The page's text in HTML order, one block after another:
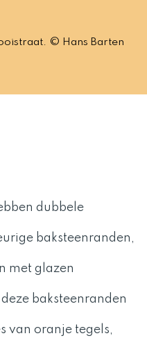
© Hans Barten
dubbele
baksteenranden,
met glazen
baksteenranden
van oranje tegels,